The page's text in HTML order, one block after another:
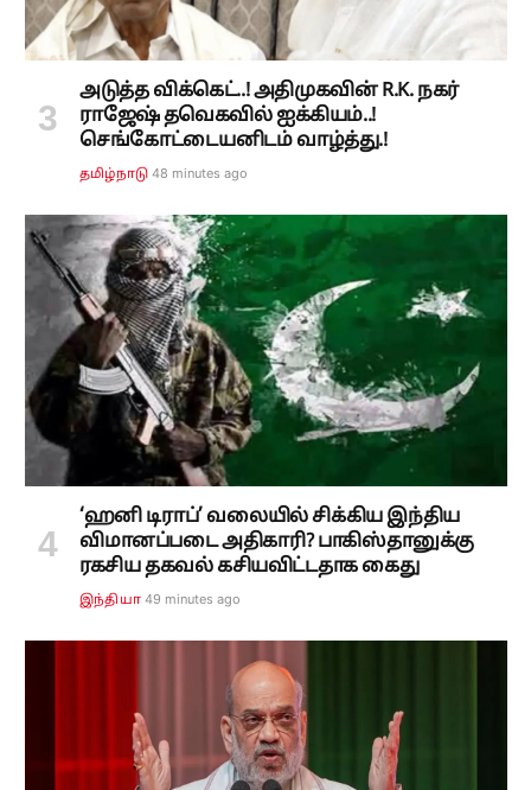
அடுத்த விக்கெட்..! அதிமுகவின் R.K. நகர்
ராஜேஷ் தவெகவில் ஐக்கியம்..!
செங்கோட்டையனிடம் வாழ்த்து.!
தமிழ்நாடு 48 minutes ago
‘ஹனி டிராப்’ வலையில் சிக்கிய இந்திய
விமானப்படை அதிகாரி? பாகிஸ்தானுக்கு
ரகசிய தகவல் கசியவிட்டதாக கைது
இந்தியா 49 minutes ago